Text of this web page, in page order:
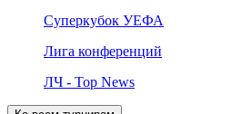
Суперкубок УЕФА
Лига конференций
ЛЧ - Top News